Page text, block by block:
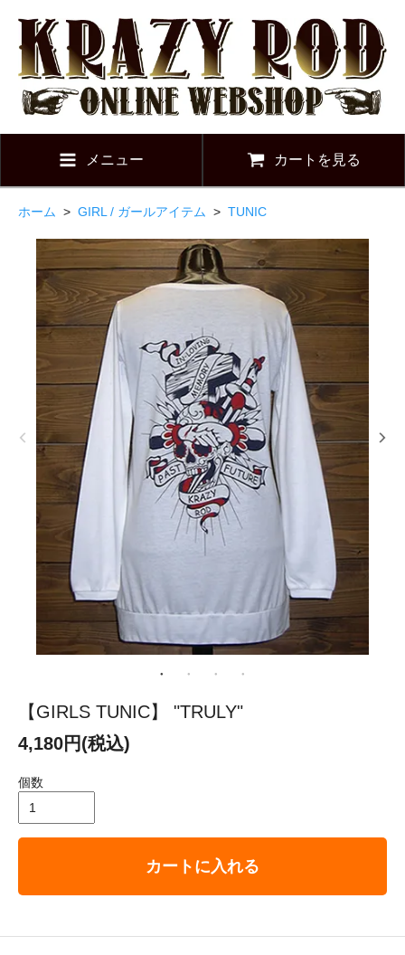
メニュー カートを見る
ホーム > GIRL / ガールアイテム > TUNIC
【GIRLS TUNIC】 "TRULY"
4,180円(税込)
個数
カートに入れる